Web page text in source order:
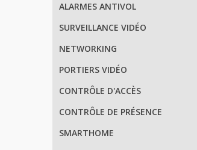
ALARMES ANTIVOL
SURVEILLANCE VIDÉO
NETWORKING
PORTIERS VIDÉO
CONTRÔLE D'ACCÈS
CONTRÔLE DE PRÉSENCE
SMARTHOME